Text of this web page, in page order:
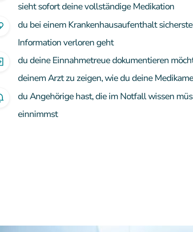
sieht sofort deine vollständige Medikation
du bei einem Krankenhausaufenthalt
Information verloren geht
du deine Einnahmetreue dokumentieren
deinem Arzt zu zeigen, wie du deine
du Angehörige hast, die im Notfall wissen
einnimmst